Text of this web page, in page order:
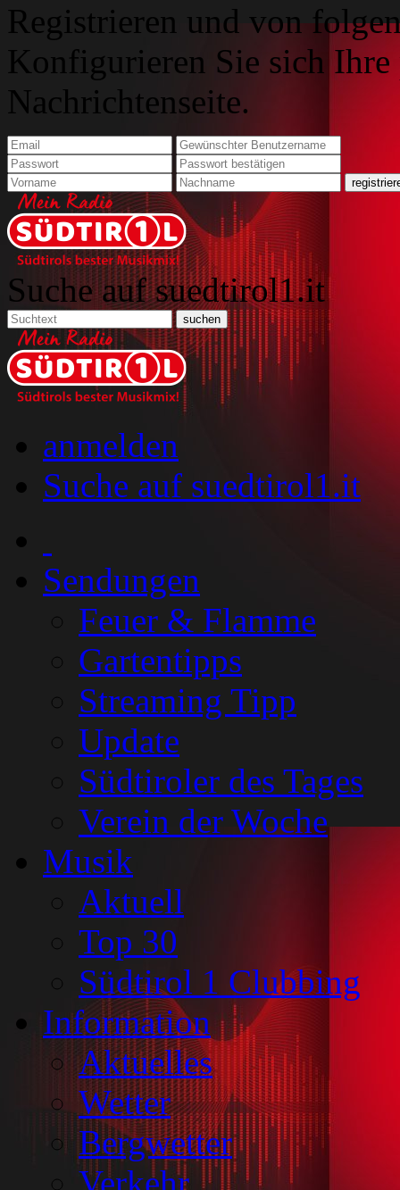
Registrieren und von
Konfigurieren Sie sich
Nachrichtenseite.
Suche auf suedtirol1.it
anmelden
Suche auf suedtirol1.it
Sendungen
Feuer & Flamme
Gartentipps
Streaming Tipp
Update
Südtiroler des Tages
Verein der Woche
Musik
Aktuell
Top 30
Südtirol 1 Clubbing
Information
Aktuelles
Wetter
Bergwetter
Verkehr